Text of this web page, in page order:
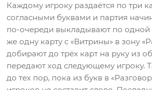
Каждому игроку раздаётся по три
согласными буквами и партия
по-очереди выкладывают по одной
же одну карту с «Витрины» в зону
добирают до трёх карт на руку из
передают ход следующему игроку.
до тех пор, пока из букв в